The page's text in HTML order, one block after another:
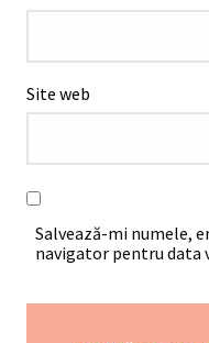
Site web
Salvează-mi numele,
navigator pentru data